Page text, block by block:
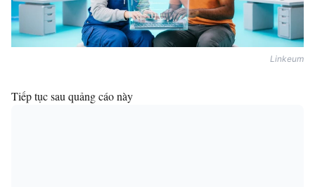
Linkeum
Tiếp tục sau quảng cáo này